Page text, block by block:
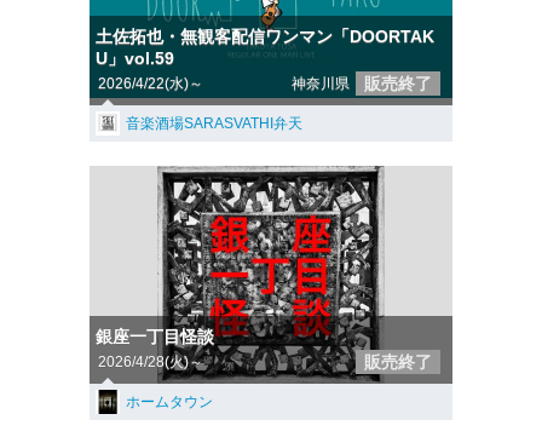
土佐拓也・無観客配信ワンマン「DOORTAK
U」vol.59
2026/4/22(水)～ 神奈川県 販売終了
音楽酒場SARASVATHI弁天
銀座一丁目怪談
2026/4/28(火)～ 販売終了
ホームタウン